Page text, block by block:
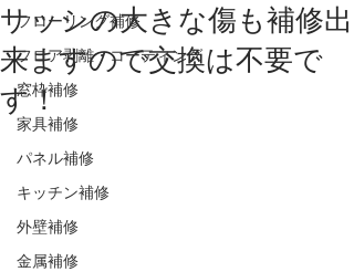
フローリング補修
フロア剥離・コーティング
窓枠補修
家具補修
パネル補修
キッチン補修
外壁補修
金属補修
サッシの大きな傷も補修出
来ますので交換は不要で
す！